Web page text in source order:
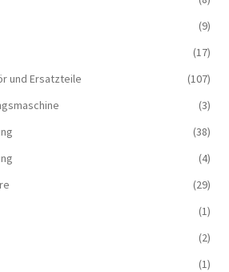
(9)
(17)
und Ersatzteile
(107)
(3)
(38)
(4)
(29)
(1)
(2)
(1)